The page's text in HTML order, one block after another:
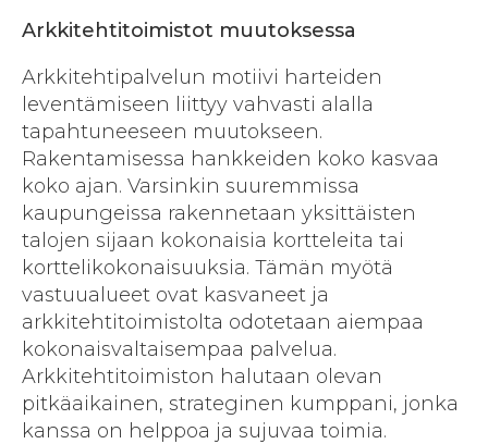
Arkkitehtitoimistot muutoksessa
Arkkitehtipalvelun motiivi harteiden
leventämiseen liittyy vahvasti alalla
tapahtuneeseen muutokseen.
Rakentamisessa hankkeiden koko kasvaa
koko ajan. Varsinkin suuremmissa
kaupungeissa rakennetaan yksittäisten
talojen sijaan kokonaisia kortteleita tai
korttelikokonaisuuksia. Tämän myötä
vastuualueet ovat kasvaneet ja
arkkitehtitoimistolta odotetaan aiempaa
kokonaisvaltaisempaa palvelua.
Arkkitehtitoimiston halutaan olevan
pitkäaikainen, strateginen kumppani, jonka
kanssa on helppoa ja sujuvaa toimia.